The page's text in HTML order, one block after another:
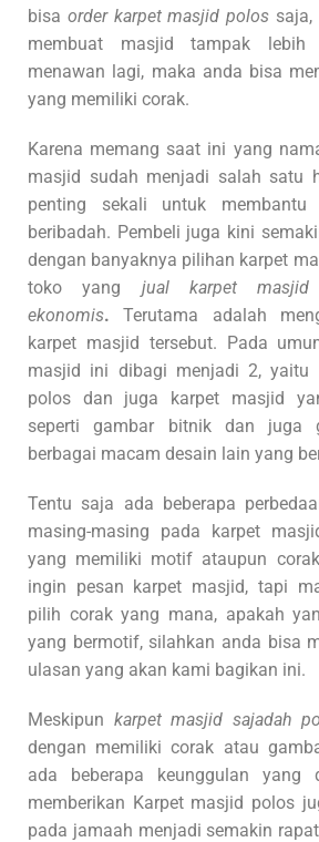
bisa order karpet masjid polos
membuat masjid tampak
menawan lagi, maka anda bisa
yang memiliki corak.
Karena memang saat ini yang
masjid sudah menjadi salah satu
penting sekali untuk membantu
beribadah. Pembeli juga kini
dengan banyaknya pilihan karpet
toko yang jual karpet masjid
ekonomis. Terutama adalah
karpet masjid tersebut. Pada
masjid ini dibagi menjadi 2, yaitu
polos dan juga karpet masjid
seperti gambar bitnik dan juga
berbagai macam desain lain yang
Tentu saja ada beberapa
masing-masing pada karpet
yang memiliki motif ataupun
ingin pesan karpet masjid, tapi
pilih corak yang mana, apakah
yang bermotif, silahkan anda bisa
ulasan yang akan kami bagikan ini.
Meskipun karpet masjid sajadah
dengan memiliki corak atau
ada beberapa keunggulan yang
memberikan Karpet masjid polos
pada jamaah menjadi semakin